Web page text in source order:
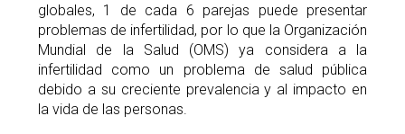
globales, 1 de cada 6 parejas puede presentar
problemas de infertilidad, por lo que la Organización
Mundial de la Salud (OMS) ya considera a la
infertilidad como un problema de salud pública
debido a su creciente prevalencia y al impacto en
la vida de las personas.